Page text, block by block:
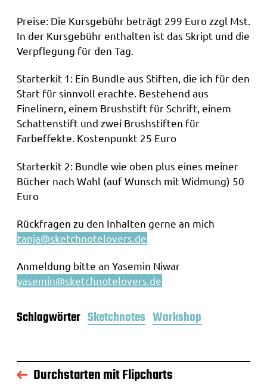
Preise: Die Kursgebühr beträgt 299 Euro zzgl Mst.
In der Kursgebühr enthalten ist das Skript und die
Verpflegung für den Tag.
Starterkit 1: Ein Bundle aus Stiften, die ich für den
Start für sinnvoll erachte. Bestehend aus
Finelinern, einem Brushstift für Schrift, einem
Schattenstift und zwei Brushstiften für
Farbeffekte. Kostenpunkt 25 Euro
Starterkit 2: Bundle wie oben plus eines meiner
Bücher nach Wahl (auf Wunsch mit Widmung) 50
Euro
Rückfragen zu den Inhalten gerne an mich
tanja@sketchnotelovers.de
Anmeldung bitte an Yasemin Niwar
yasemin@sketchnotelovers.de
Schlagwörter Sketchnotes Workshop
Durchstarten mit Flipcharts